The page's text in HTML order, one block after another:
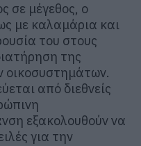
σε μέγεθος, ο
με καλαμάρια και
του στους
της
οικοσυστημάτων.
από διεθνείς
εξακολουθούν να
για την